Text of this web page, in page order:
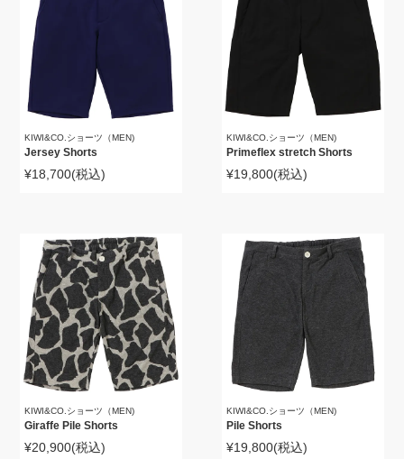
KIWI&CO.ショーツ（MEN)
Jersey Shorts
¥18,700(税込)
KIWI&CO.ショーツ（MEN)
Primeflex stretch Shorts
¥19,800(税込)
KIWI&CO.ショーツ（MEN)
Giraffe Pile Shorts
¥20,900(税込)
KIWI&CO.ショーツ（MEN)
Pile Shorts
¥19,800(税込)